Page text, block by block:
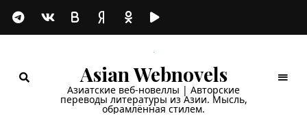
Asian Webnovels
Азиатские веб-новеллы | Авторские
переводы литературы из Азии. Мысль,
обрамлённая стилем.